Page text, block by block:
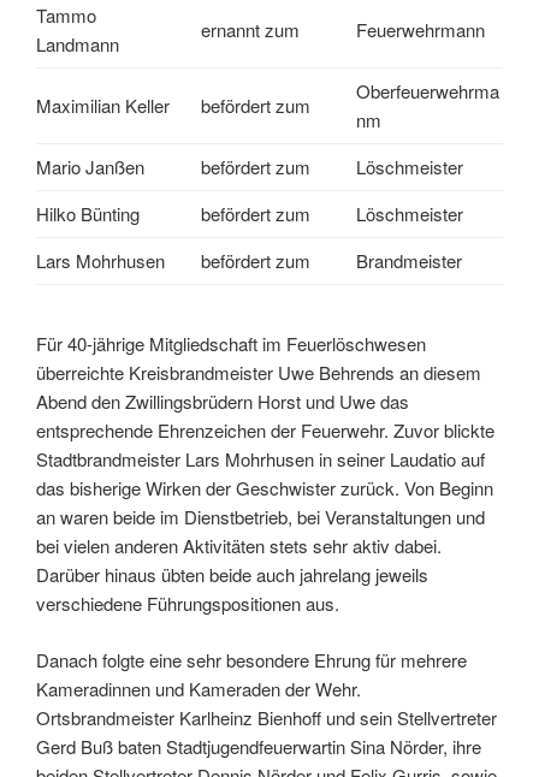
Tammo
Landmann
ernannt zum Feuerwehrmann
Maximilian Keller befördert zum
Oberfeuerwehrma
nm
Mario Janßen
befördert zum
Löschmeister
Hilko Bünting
befördert zum
Löschmeister
Lars Mohrhusen
befördert zum Brandmeister
Für 40-jährige Mitgliedschaft im Feuerlöschwesen
überreichte Kreisbrandmeister Uwe Behrends an diesem
Abend den Zwillingsbrüdern Horst und Uwe das
entsprechende Ehrenzeichen der Feuerwehr. Zuvor blickte
Stadtbrandmeister Lars Mohrhusen in seiner Laudatio auf
das bisherige Wirken der Geschwister zurück. Von Beginn
an waren beide im Dienstbetrieb, bei Veranstaltungen und
bei vielen anderen Aktivitäten stets sehr aktiv dabei.
Darüber hinaus übten beide auch jahrelang jeweils
verschiedene Führungspositionen aus.
Danach folgte eine sehr besondere Ehrung für mehrere
Kameradinnen und Kameraden der Wehr.
Ortsbrandmeister Karlheinz Bienhoff und sein Stellvertreter
Gerd Buß baten Stadtjugendfeuerwartin Sina Nörder, ihre